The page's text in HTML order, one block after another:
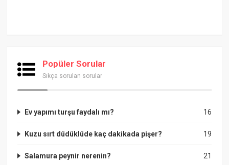
Popüler Sorular
Sıkça sorulan sorular
16
Ev yapımı turşu faydalı mı?
19
Kuzu sırt düdüklüde kaç dakikada pişer?
21
Salamura peynir nerenin?